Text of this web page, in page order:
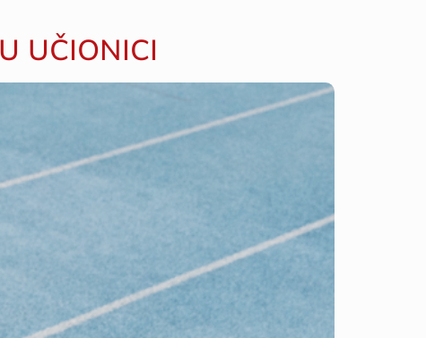
UČIONICI